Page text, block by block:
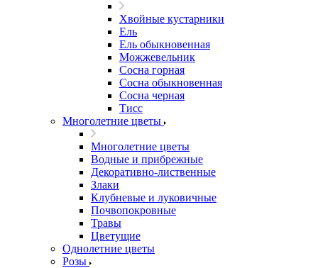
Хвойные кустарники
Ель
Ель обыкновенная
Можжевельник
Сосна горная
Сосна обыкновенная
Сосна черная
Тисс
Многолетние цветы
Многолетние цветы
Водные и прибрежные
Декоративно-лиственные
Злаки
Клубневые и луковичные
Почвопокровные
Травы
Цветущие
Однолетние цветы
Розы